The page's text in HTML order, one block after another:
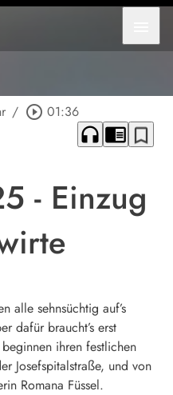
/ play_circle_outline 01:36
headphones chrome_reader_mode bookmark_border
- Einzug
alle sehnsüchtig auf’s
dafür braucht’s erst
ihren festlichen
Josefspitalstraße, und von
Romana Füssel.